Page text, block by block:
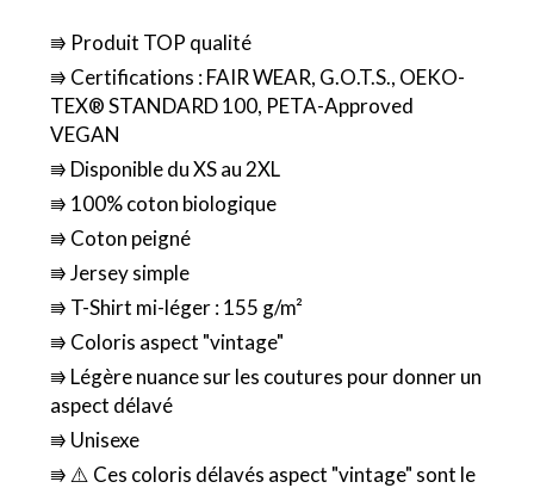
⭆ Produit TOP qualité
⭆ Certifications : FAIR WEAR, G.O.T.S., OEKO-
TEX® STANDARD 100, PETA-Approved
VEGAN
⭆ Disponible du XS au 2XL
⭆ 100% coton biologique
⭆ Coton peigné
⭆ Jersey simple
⭆ T-Shirt mi-léger : 155 g/m²
⭆ Coloris aspect "vintage"
⭆ Légère nuance sur les coutures pour donner un
aspect délavé
⭆ Unisexe
⭆ ⚠️ Ces coloris délavés aspect "vintage" sont le